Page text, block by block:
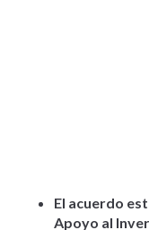
El acuerdo
Apoyo al